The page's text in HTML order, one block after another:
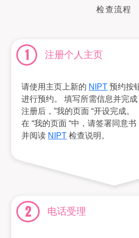
检查流程
1 注册个人主页
请使用主页上新的 NIPT 预约按
进行预约。 填写所需信息并完成
注册后，”我的页面 “开设完成。
在 “我的页面 “中，请签署同意书
并阅读 NIPT 检查说明。
2 电话受理